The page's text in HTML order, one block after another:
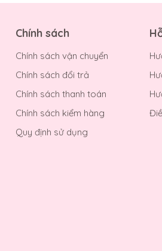
Chính sách
Chính sách vận chuyển
Chính sách đổi trả
Chính sách thanh toán
Chính sách kiểm hàng
Quy định sử dụng